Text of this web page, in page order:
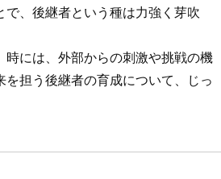
、後継者という種は力強く芽吹
には、外部からの刺激や挑戦の機
担う後継者の育成について、じっ